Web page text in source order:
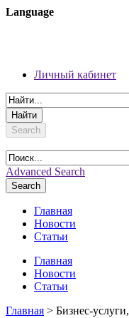
Language
Личный кабинет
Search
Advanced Search
Search
Главная
Новости
Статьи
Главная
Новости
Статьи
Главная > Бизнес-